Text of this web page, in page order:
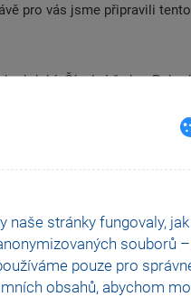
naše stránky fungovaly,
souborů –
pouze pro
obsahů, abychom
pro vás jsme připravili
období: Číselné řady v
datových balíčků,
aplikace mPOHODA
Platnost do a Synchronizace
období: Synchronizace